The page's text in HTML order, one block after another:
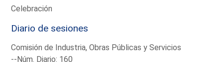
Celebración
Diario de sesiones
Comisión de Industria, Obras Públicas y Servicios
--Núm. Diario: 160